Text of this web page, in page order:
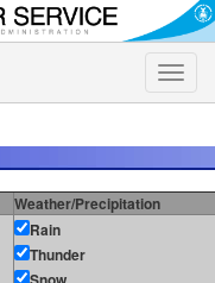
Toggle
Weather/Precipitation
Rain
Thunder